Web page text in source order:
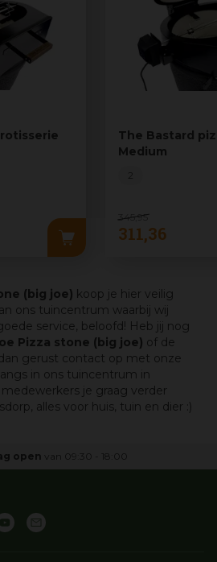
The Bastard
Medium
345 ,95
311,36
(big joe) koop je hier veilig
ons tuincentrum waarbij wij
service, beloofd! Heb jij nog
Pizza stone (big joe) of de
gerust contact op met onze
in ons tuincentrum in
je graag verder
alles voor huis, tuin en dier :)
open van 09:30 18:00